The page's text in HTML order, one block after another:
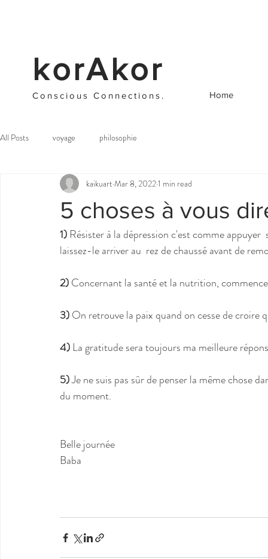
korAkor
Conscious Connections . Home
All Posts voyage philosophie
5 choses à vous
kaikuart Mar 8, 20221 min read
1) Résister à la dépression c'est comme
laissez-le arriver au  rez de chaussé avant de
2) Concernant la santé et la nutrition,
3) On retrouve la paix quand on cesse de croire
4) La gratitude sera toujours ma meilleure
5) Je ne suis pas sûr de penser la même chose
du moment.
Belle journée
Baba